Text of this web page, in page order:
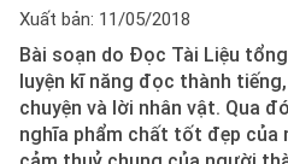
Xuất bản: 11/05/2018
Bài soạn do Đọc Tài Liệu
luyện kĩ năng đọc thành
chuyện và lời nhân vật. Qua
nghĩa phẩm chất tốt đẹp của